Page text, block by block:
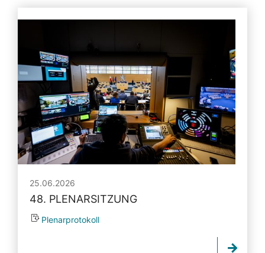
25.06.2026
48. PLENARSITZUNG
Plenarprotokoll